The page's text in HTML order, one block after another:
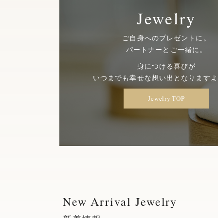
Jewelry
ご自身へのプレゼントに。
パートナーとご一緒に。
身につける喜びが
いつまでも幸せな想い出となります
Jewelry TOP
New Arrival Jewelry